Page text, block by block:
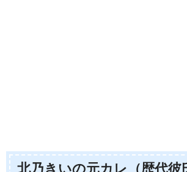
北乃きいの元カレ（歴代彼